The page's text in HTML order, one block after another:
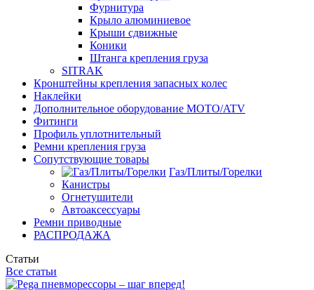
Фурнитура
Крыло алюминиевое
Крыши сдвижные
Коники
Штанга крепления груза
SITRAK
Кронштейны крепления запасных колес
Наклейки
Дополнительное оборудование MOTO/ATV
Фитинги
Профиль уплотнительный
Ремни крепления груза
Сопутствующие товары
Газ/Плиты/Горелки
Канистры
Огнетушители
Автоаксессуары
Ремни приводные
РАСПРОДАЖА
Статьи
Все статьи